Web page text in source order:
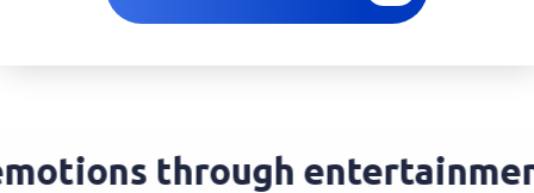
through entertainment.